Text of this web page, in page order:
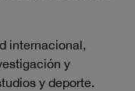
internacional,
y
y deporte.